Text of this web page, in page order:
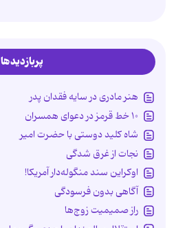
پربازدیدها
هنر مادری در سایه‌ فقدان پدر
۱۰ خط قرمز در دعوای همسران
شاه کلید دوستی با حضرت امیر
نجات از غرق شدگی
اوکراین سند منگوله‌دار آمریکا!
آگاهی بدون فرسودگی
راز صمیمیت زوج‌ها